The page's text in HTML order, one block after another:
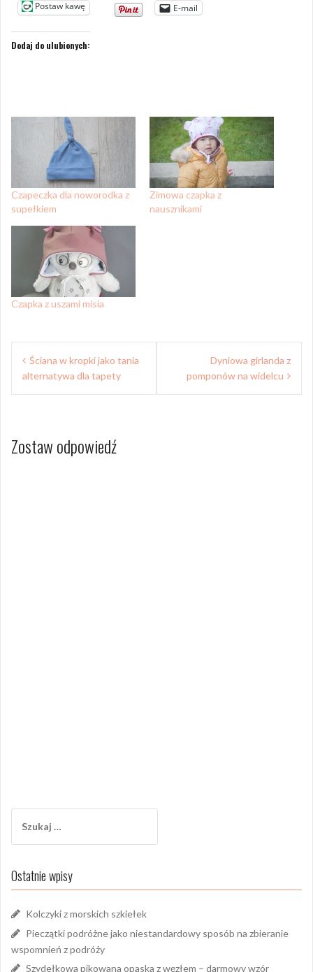
Postaw kawę
E-mail
Dodaj do ulubionych:
Czapeczka dla noworodka z
supełkiem
Zimowa czapka z
nausznikami
Czapka z uszami misia
Nawigacja
wpisu
Ściana w kropki jako tania
alternatywa dla tapety
Dyniowa girlanda z
pomponów na widelcu
Zostaw odpowiedź
Ostatnie wpisy
Kolczyki z morskich szkiełek
Pieczątki podróżne jako niestandardowy sposób na zbieranie
wspomnień z podróży
Szydełkowa pikowana opaska z węzłem – darmowy wzór